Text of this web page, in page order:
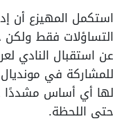
استكمل المهيزع أن
التساؤلات فقط ولكن
عن استقبال النادي
للمشاركة في
لها أي أساس
حتى اللحظة.